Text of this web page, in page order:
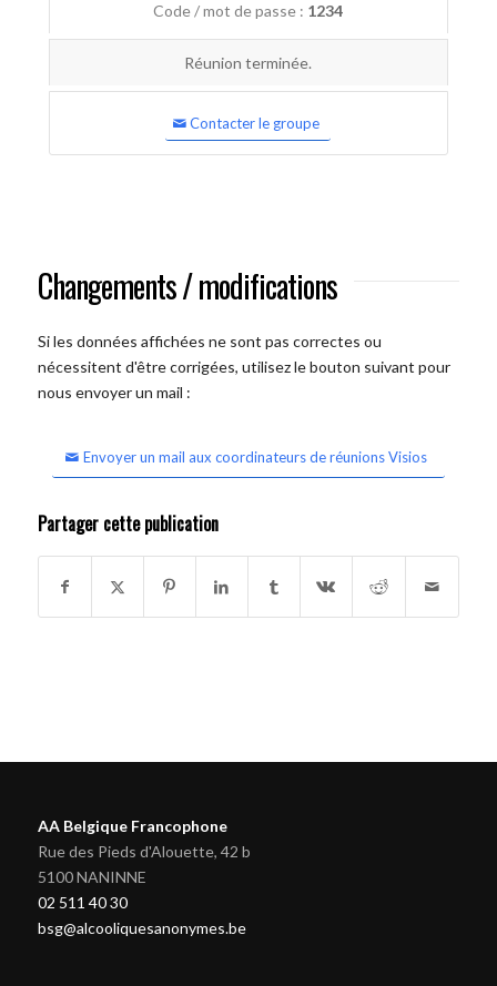
Code / mot de passe : 1234
Réunion terminée.
Contacter le groupe
Changements / modifications
Si les données affichées ne sont pas correctes ou
nécessitent d'être corrigées, utilisez le bouton suivant pour
nous envoyer un mail :
Envoyer un mail aux coordinateurs de réunions Visios
Partager cette publication
AA Belgique Francophone
Rue des Pieds d'Alouette, 42 b
5100 NANINNE
02 511 40 30
bsg@alcooliquesanonymes.be